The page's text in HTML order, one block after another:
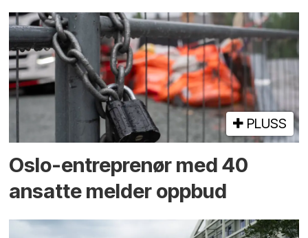
PLUSS
Oslo-entreprenør med 40
ansatte melder oppbud